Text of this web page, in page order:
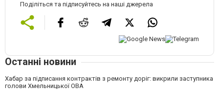
Поділіться та підписуйтесь на наші джерела
Останні новини
Хабар за підписання контрактів з ремонту доріг: викрили заступника
голови Хмельницької ОВА